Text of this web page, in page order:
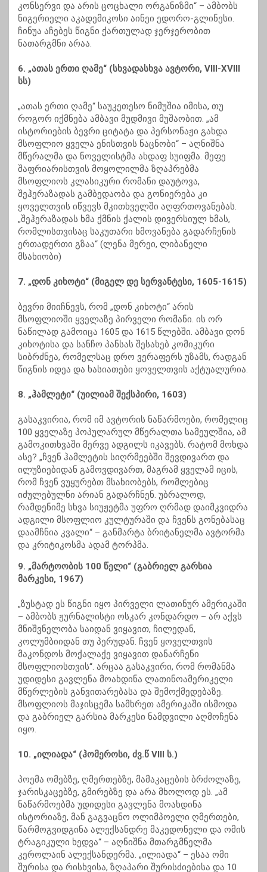
კონსერვი და არის ცოცხალი ორგანიზმი“ – ამბობს
ნიგერიელი აკადემიკოსი აინეი ედორო-გლინესი.
ჩინუა აჩებეს წიგნი ქართულად ჯერჯერობით
ნათარგმნი არაა.
6. „ათას ერთი ღამე“ (სხვადასხვა ავტორი, VIII-XVIII
სს)
„ათას ერთი ღამე“ საუკეთესო ნიმუშია იმისა, თუ
როგორ იქმნება ამბავი მუდმივი მუშაობით. „ამ
ისტორიების ბევრი ციტატა და პერსონაჟი გახდა
მსოფლიო ყველა ენისთვის ნაცნობი“ – აღნიშნა
მწერალმა და ნოველისტმა ახდაფ სუიფმა. მეფე
შაფრიარისთვის მოყოლილმა ზღაპრებმა
მსოფლიოს კლასიკური რომანი დაუტოვა,
შეჰერაზადას გამბედაობა და გონიერება კი
ყოველთვის იწვევს მკითხველში აღფრთოვანებას.
„შეჰერაზადას ხმა ქმნის ქალის დივერსიულ ხმას,
რომლისთვისაც საკუთარი ხმოვანება გადარჩენის
ერთადერთი გზაა“ (ლენა მერეი, ლიბანელი
მსახიობი)
7. „დონ კიხოტი“ (მიგელ დე სერვანტესი, 1605-1615)
ბევრი მიიჩნევს, რომ „დონ კიხოტი“ არის
მსოფლიოში ყველაზე პირველი რომანი. ის ორ
ნაწილად გამოიცა 1605 და 1615 წლებში. ამბავი დონ
კიხოტისა და სანჩო პანსას შესახებ კომიკური
სიბრძნეა, რომელსაც დრო ვერაფერს უზამს, რადგან
წიგნის იდეა და ხასიათები ყოველთვის აქტუალურია.
8. „ჰამლეტი“ (უილიამ შექსპირი, 1603)
გასაკვირია, რომ იმ ავტორის ნაწარმოები, რომელიც
100 ყველაზე პოპულარულ მწერალთა სამეულშია, ამ
გამოკითხვაში მერვე ადგილს იკავებს. რატომ მოხდა
ასე? „ჩვენ ჰამლეტის სიღრმეებში შევდივართ და
ილუზიებიდან გამოვდივართ, მაგრამ ყველამ იცის,
რომ ჩვენ ვუყურებთ მსახიობებს, რომლებიც
იძულებულნი არიან გადარჩნენ. უბრალოდ,
რამდენიმე სხვა სიუჟეტმა უფრო ღრმად დაიმკვიდრა
ადგილი მსოფლიო კულტურაში და ჩვენს გონებასაც
დაამჩნია კვალი“ – განმარტა ბრიტანელმა ავტორმა
და კრიტიკოსმა ადამ ტორპმა.
9. „მარტოობის 100 წელი“ (გაბრიელ გარსია
მარკესი, 1967)
„ზუსტად ეს წიგნი იყო პირველი ლათინურ ამერიკაში
– ამბობს ჟურნალისტი ოსკარ კონდარდო – არ აქვს
მნიშვნელობა საიდან ვიყავით, ჩილედან,
კოლუმბიიდან თუ პერუდან. ჩვენ ყოველთვის
მაკონდოს მოქალაქე ვიყავით დანარჩენი
მსოფლიოსთვის“. არცაა გასაკვირი, რომ რომანმა
უდიდესი გავლენა მოახდინა ლათინოამერიკელი
მწერლების განვითარებასა და შემოქმედებაზე.
მსოფლიოს მაჯისცემა სამხრეთ ამერიკაში ისმოდა
და გაბრიელ გარსია მარკესი ნამდვილი აღმოჩენა
იყო.
10. „ილიადა“ (ჰომეროსი, ძვ.წ VIII ს.)
პოემა ომებზე, ღმერთებზე, მამაკაცების ბრძოლაზე,
ჯარისკაცებზე, გმირებზე და არა მხოლოდ ეს. „ამ
ნაწარმოებმა უდიდესი გავლენა მოახდინა
ისტორიაზე, მან გაგვაცნო ოლიმპოელი ღმერთები,
წარმოგვიდგინა ალექსანდრე მაკედონელი და ომის
ტრაგიკული ხედვა“ – აღნიშნა მთარგმნელმა
კეროლაინ ალექსანდერმა. „ილიადა“ – ესაა ომი
შურისა და რისხვისა, ზღაპარი შურისძიებისა და 10